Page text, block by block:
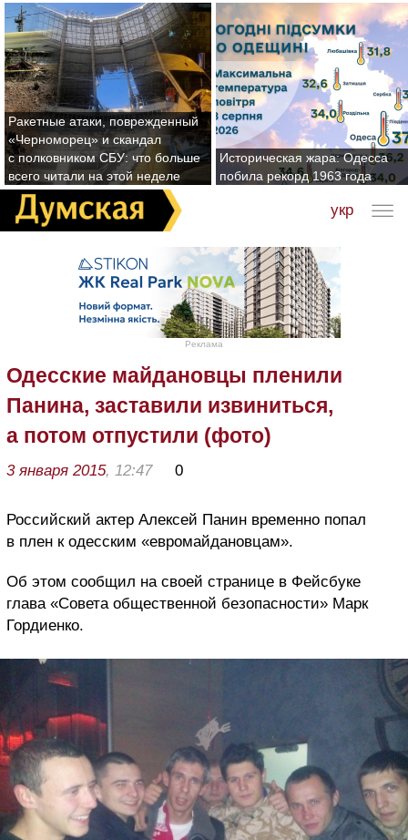
Ракетные атаки, поврежденный
«Черноморец» и скандал
с полковником СБУ: что больше
всего читали на этой неделе
Историческая жара: Одесса
побила рекорд 1963 года
укр
Реклама
Одесские майдановцы пленили
Панина, заставили извиниться,
а потом отпустили (фото)
3 января 2015, 12:47 0
Российский актер Алексей Панин временно попал
в плен к одесским «евромайдановцам».
Об этом сообщил на своей странице в Фейсбуке
глава «Совета общественной безопасности» Марк
Гордиенко.